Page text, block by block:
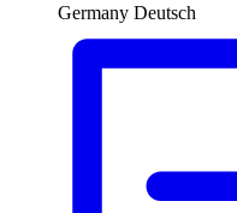
Germany Deutsch